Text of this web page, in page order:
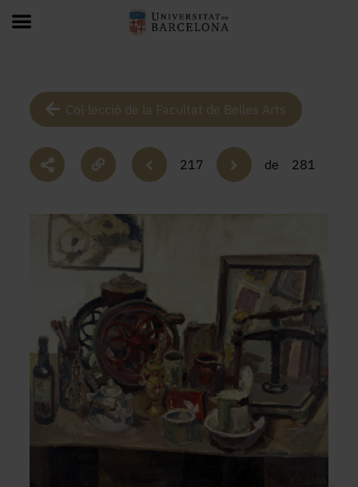
Col·lecció de la Facultat de Belles Arts
217 de 281